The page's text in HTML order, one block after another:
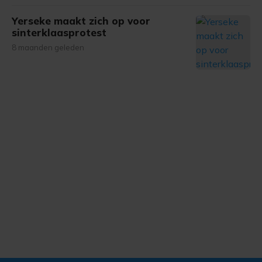
Yerseke maakt zich op voor
sinterklaasprotest
8 maanden geleden